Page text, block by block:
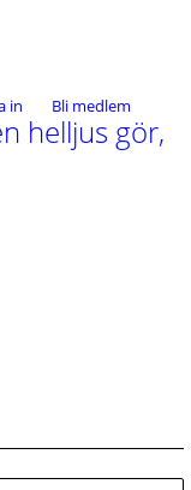
in Bli medlem
helljus gör,